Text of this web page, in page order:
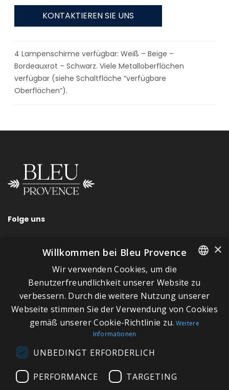
KONTAKTIEREN SIE UNS
4 Lampenschirme verfügbar: Weiß – Beige –
Bordeauxrot – Schwarz. Viele Metalloberflächen
verfügbar (siehe Schaltfläche “verfügbare
Oberflächen”).
Folge uns
SCHNELLLINKS
Über Bleu Provence
Impressum
Geschäftsbedingungen
Kontaktieren Sie uns
Besuchen Sie unseren Showroom
FRENCH
ITALIAN
×
Willkommen bei Bleu Provence
Wir verwenden Cookies, um die
Benutzerfreundlichkeit unserer Website zu
verbessern. Durch die weitere Nutzung unserer
Webseite stimmen Sie der Verwendung von Cookies
gemäß unserer Cookie-Richtlinie zu. Weitere
Informationen
UNBEDINGT ERFORDERLICH
PERFORMANCE TARGETING